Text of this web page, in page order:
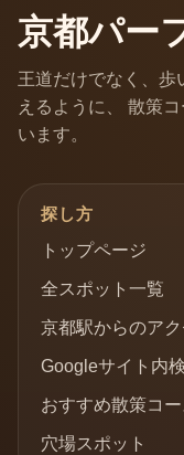
京都パー
王道だけでなく、歩
えるように、 散策
います。
探し方
トップページ
全スポット一覧
京都駅からのアク
Googleサイト内
おすすめ散策コー
穴場スポット